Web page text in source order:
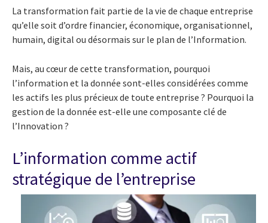
La transformation fait partie de la vie de chaque entreprise
qu’elle soit d’ordre financier, économique, organisationnel,
humain, digital ou désormais sur le plan de l’Information.
Mais, au cœur de cette transformation, pourquoi
l’information et la donnée sont-elles considérées comme
les actifs les plus précieux de toute entreprise ? Pourquoi la
gestion de la donnée est-elle une composante clé de
l’Innovation ?
L’information comme actif
stratégique de l’entreprise